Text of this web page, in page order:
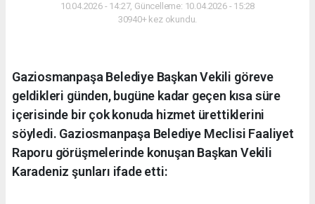
10.04.2026 - 14:27, Güncelleme: 10.04.2026 - 15:28
30940+ kez okundu.
Gaziosmanpaşa Belediye Başkan Vekili göreve
geldikleri günden, bugüne kadar geçen kısa süre
içerisinde bir çok konuda hizmet ürettiklerini
söyledi. Gaziosmanpaşa Belediye Meclisi Faaliyet
Raporu görüşmelerinde konuşan Başkan Vekili
Karadeniz şunları ifade etti: